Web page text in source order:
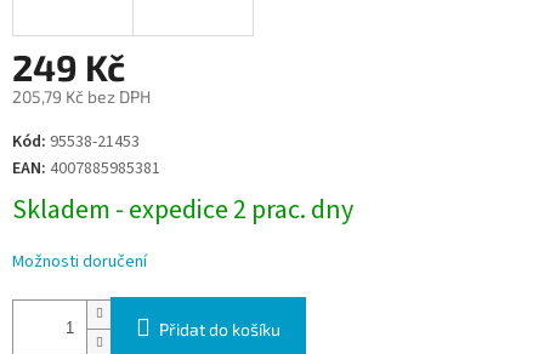
249 Kč
205,79 Kč bez DPH
Měrná
cena:
Kód: 95538-21453
EAN: 4007885985381
Skladem - expedice 2 prac. dny
Možnosti doručení
Přidat do košíku